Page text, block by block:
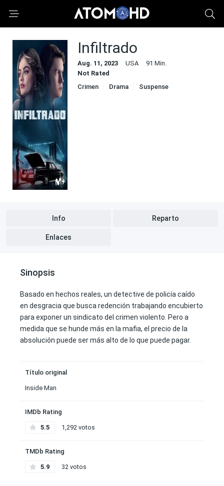
Infiltrado
Aug. 11, 2023 USA
91 Min.
Not Rated
Crimen
Drama Suspense
Info Reparto
Enlaces
Sinopsis
Basado en hechos reales, un detective de policía caído
en desgracia que busca redención trabajando encubierto
para exponer un sindicato del crimen violento. Pero a
medida que se hunde más en la mafia, el precio de la
absolución puede ser más alto de lo que puede pagar.
Título original
Inside Man
IMDb Rating
5.5 1,292 votos
TMDb Rating
5.9 32 votos